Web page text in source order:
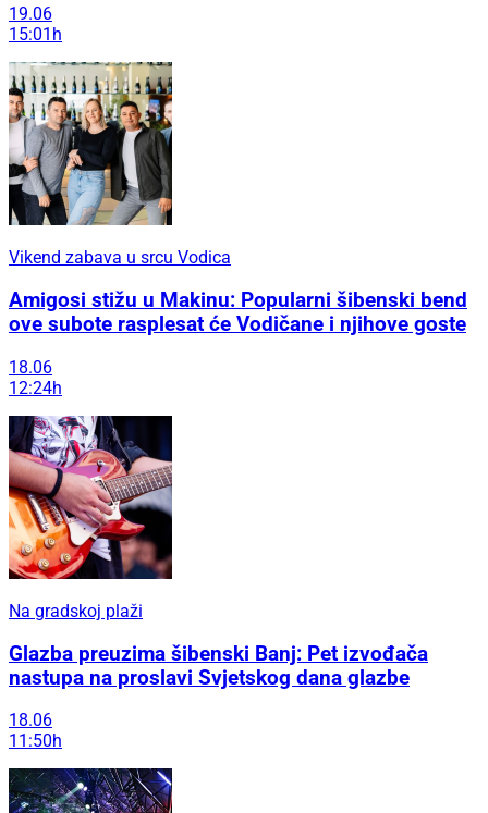
19.06
15:01h
Vikend zabava u srcu Vodica
Amigosi stižu u Makinu: Popularni šibenski bend
ove subote rasplesat će Vodičane i njihove goste
18.06
12:24h
Na gradskoj plaži
Glazba preuzima šibenski Banj: Pet izvođača
nastupa na proslavi Svjetskog dana glazbe
18.06
11:50h